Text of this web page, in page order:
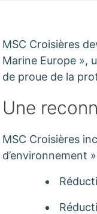
MSC Croisières
Marine Europe »,
de proue de la
Une
MSC Croisières
d’environnement